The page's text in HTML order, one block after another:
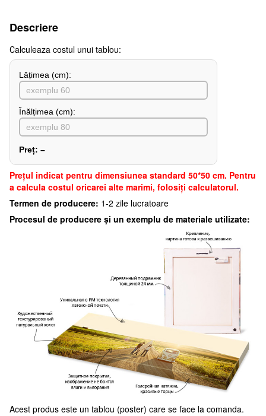
Descriere
Сalculeaza costul unui tablou:
Lățimea (сm):
Înălțimea (cm):
Preț: –
Preţul indicat pentru dimensiunea standard 50*50 cm. Pentru
a calcula costul oricarei alte marimi, folosiți calculatorul.
Termen de producere: 1-2 zile lucratoare
Procesul de producere și un exemplu de materiale utilizate:
Acest produs este un tablou (poster) care se face la comanda.